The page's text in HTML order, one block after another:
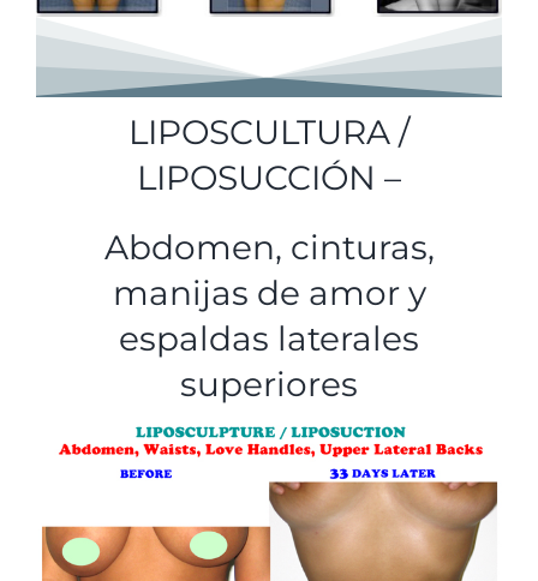
LIPOSCULTURA /
LIPOSUCCIÓN –
Abdomen, cinturas,
manijas de amor y
espaldas laterales
superiores